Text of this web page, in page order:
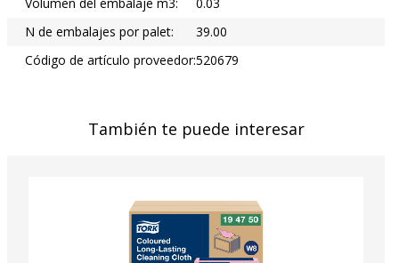
N de embalajes por palet:
39.00
Código de artículo proveedor:520679
También te puede interesar